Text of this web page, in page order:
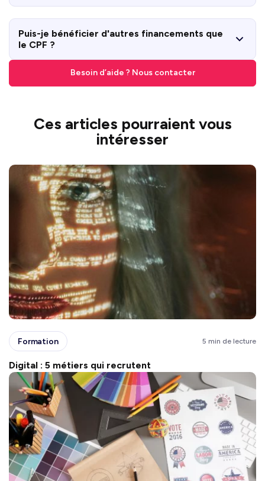
Puis-je bénéficier d'autres financements que
le CPF ?
Besoin d’aide ? Nous contacter
Ces articles pourraient vous
intéresser
Formation 5 min de lecture
Digital : 5 métiers qui recrutent